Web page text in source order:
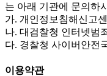
는 아래 기관에 문의하
가. 개인정보침해신고센
나. 대검찰청 인터넷범
다. 경찰청 사이버안전
이용약관